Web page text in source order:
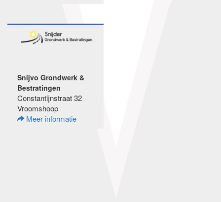
Snijvo Grondwerk &
Bestratingen
Constantijnstraat 32
Vroomshoop
Meer informatie